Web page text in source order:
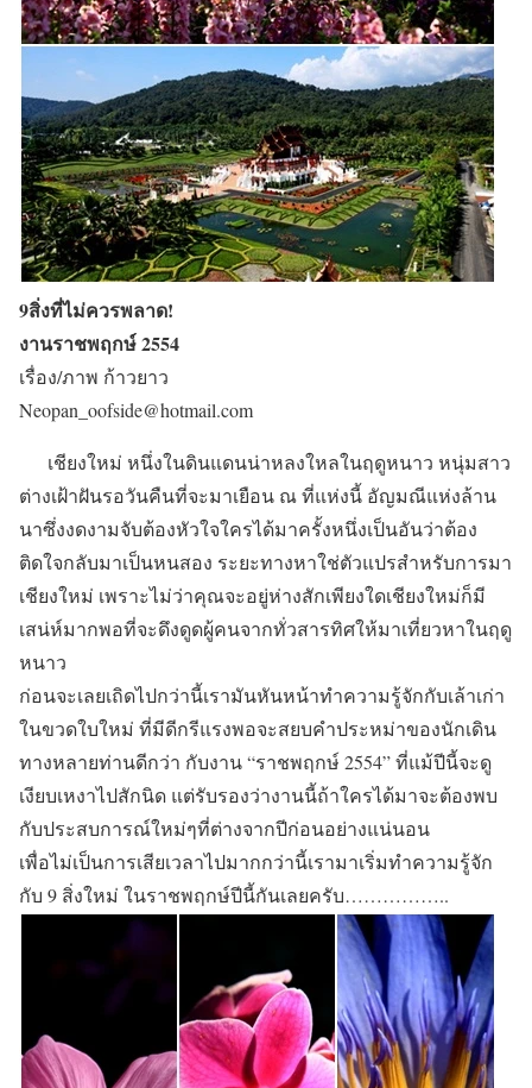
9สิ่งที่ไม่ควรพลาด!
งานราชพฤกษ์ 2554
เรื่อง/ภาพ ก้าวยาว
Neopan_oofside@hotmail.com
เชียงใหม่ หนึ่งในดินแดนน่าหลงใหลในฤดูหนาว หนุ่มสาว
ต่างเฝ้าฝันรอวันคืนที่จะมาเยือน ณ ที่แห่งนี้ อัญมณีแห่งล้าน
นาซึ่งงดงามจับต้องหัวใจใครได้มาครั้งหนึ่งเป็นอันว่าต้อง
ติดใจกลับมาเป็นหนสอง ระยะทางหาใช่ตัวแปรสำหรับการมา
เชียงใหม่ เพราะไม่ว่าคุณจะอยู่ห่างสักเพียงใดเชียงใหม่ก็มี
เสน่ห์มากพอที่จะดึงดูดผู้คนจากทั่วสารทิศให้มาเที่ยวหาในฤดู
หนาว
ก่อนจะเลยเถิดไปกว่านี้เรามันหันหน้าทำความรู้จักกับเล้าเก่า
ในขวดใบใหม่ ที่มีดีกรีแรงพอจะสยบคำประหม่าของนักเดิน
ทางหลายท่านดีกว่า กับงาน“ราชพฤกษ์ 2554”ที่แม้ปีนี้จะดู
เงียบเหงาไปสักนิด แต่รับรองว่างานนี้ถ้าใครได้มาจะต้องพบ
กับประสบการณ์ใหม่ๆที่ต่างจากปีก่อนอย่างแน่นอน
เพื่อไม่เป็นการเสียเวลาไปมากกว่านี้เรามาเริ่มทำความรู้จัก
กับ 9 สิ่งใหม่ ในราชพฤกษ์ปีนี้กันเลยครับ……………..